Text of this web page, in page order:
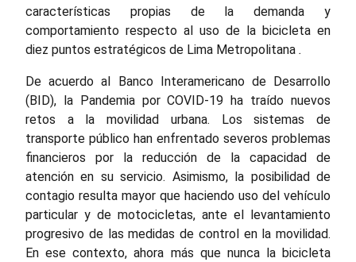
características propias de la demanda y
comportamiento respecto al uso de la bicicleta en
diez puntos estratégicos de Lima Metropolitana .
De acuerdo al Banco Interamericano de Desarrollo
(BID), la Pandemia por COVID-19 ha traído nuevos
retos a la movilidad urbana. Los sistemas de
transporte público han enfrentado severos problemas
financieros por la reducción de la capacidad de
atención en su servicio. Asimismo, la posibilidad de
contagio resulta mayor que haciendo uso del vehículo
particular y de motocicletas, ante el levantamiento
progresivo de las medidas de control en la movilidad.
En ese contexto, ahora más que nunca la bicicleta